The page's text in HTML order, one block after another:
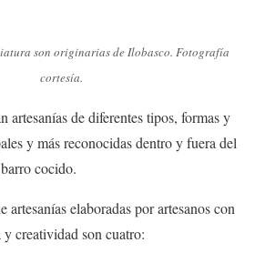
son originarias de Ilobasco. Fotografía
cortesía.
artesanías de diferentes tipos, formas y
y más reconocidas dentro y fuera del
cocido.
artesanías elaboradas por artesanos con
creatividad son cuatro: